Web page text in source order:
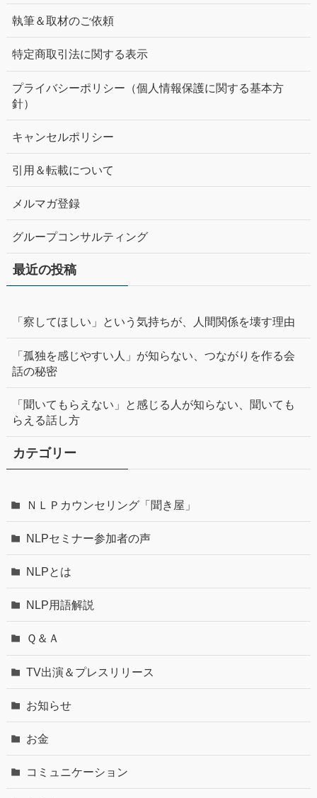
執筆＆取材のご依頼
特定商取引法に関する表示
プライバシーポリシー（個人情報保護に関する基本方
針）
キャンセルポリシー
引用＆転載について
メルマガ登録
グループコンサルティング
最近の投稿
「察してほしい」という気持ちが、人間関係を壊す理由
「孤独を感じやすい人」が知らない、つながりを作る会
話の秘密
「聞いてもらえない」と感じる人が知らない、聞いても
らえる話し方
カテゴリー
ＮＬＰカウンセリング「聞き屋」
NLPセミナー参加者の声
NLPとは
NLP用語解説
Ｑ＆Ａ
TV出演＆プレスリリース
お知らせ
お金
コミュニケーション